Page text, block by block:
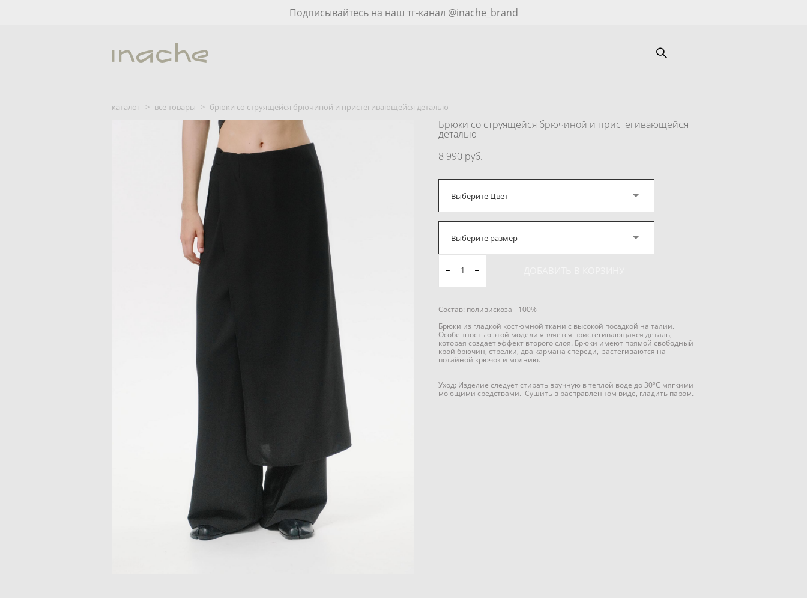
Подписывайтесь на наш тг-канал @inache_brand
каталог > все товары > брюки cо струящейся брючиной и пристегивающейся деталью
Брюки cо струящейся брючиной и пристегивающейся
деталью
8 990 pуб.
Выберите Цвет
Выберите размер
Состав: поливискоза - 100%
Брюки из гладкой костюмной ткани с высокой посадкой на талии.
Особенностью этой модели является пристегивающаяся деталь,
которая создает эффект второго слоя. Брюки имеют прямой свободный
крой брючин, стрелки, два кармана спереди, застегиваются на
потайной крючок и молнию.
Уход: Изделие следует стирать вручную в тёплой воде до 30ºC мягкими
моющими средствами. Сушить в расправленном виде, гладить паром.